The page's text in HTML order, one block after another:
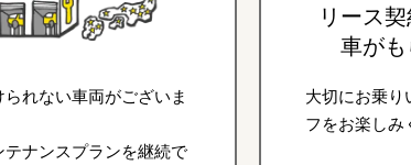
れない車両がございま
ナンスプランを継続で
リース
車が
大切にお乗り
フをお楽しみ